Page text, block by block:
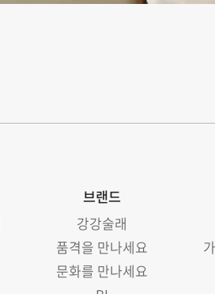
브랜드
강강술래
품격을 만나세요
문화를 만나세요